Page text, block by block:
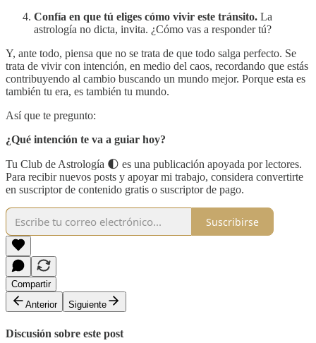
Confía en que tú eliges cómo vivir este tránsito. La
astrología no dicta, invita. ¿Cómo vas a responder tú?
Y, ante todo, piensa que no se trata de que todo salga perfecto. Se
trata de vivir con intención, en medio del caos, recordando que estás
contribuyendo al cambio buscando un mundo mejor. Porque esta es
también tu era, es también tu mundo.
Así que te pregunto:
¿Qué intención te va a guiar hoy?
Tu Club de Astrología 🌓 es una publicación apoyada por lectores.
Para recibir nuevos posts y apoyar mi trabajo, considera convertirte
en suscriptor de contenido gratis o suscriptor de pago.
Suscribirse
Compartir
Anterior
Siguiente
Discusión sobre este post